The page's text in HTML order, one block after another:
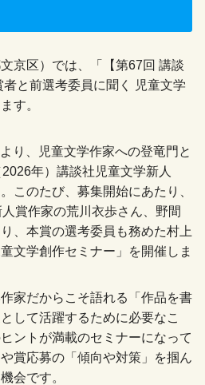
京区）では、「【第67回 講談
と前選考委員に聞く 児童文学
す。
り、児童文学作家への登竜門と
年）講談社児童文学新人
このたび、募集開始にあたり、
賞作家の荒川衣歩さん、野間
、本賞の選考委員も務めた村上
文学創作セミナー」を開催しま
家だからこそ語れる「作品を書
して活躍するために必要なこ
ントが満載のセミナーになって
賞応募の「傾向や対策」を掴ん
会です。